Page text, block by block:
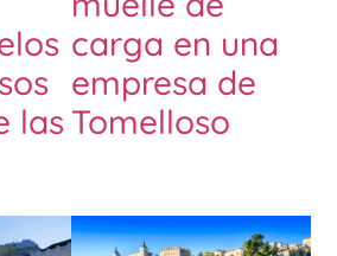
las
carga en una
empresa de
Tomelloso